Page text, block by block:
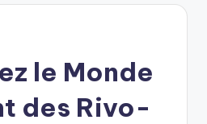
le Monde
des Rivo-